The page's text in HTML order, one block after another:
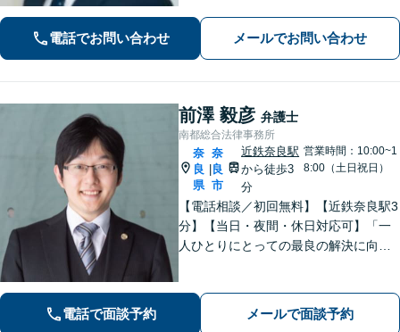
借金でお困りの方はぜひ一度ご相談く
電話でお問い合わせ メールでお問い合わせ
前澤 毅彦 弁護士
南都総合法律事務所
奈
良
県
奈
良
市
近鉄奈良駅
から徒歩3
分
営業時間：10:00~1
8:00（土日祝日）
【電話相談／初回無料】【近鉄奈良駅3
分】【当日・夜間・休日対応可】「一
人ひとりにとっての最良の解決に向け
法務／刑事事件など、幅広く対応可
能。お気軽にご相談ください
電話で面談予約 メールで面談予約